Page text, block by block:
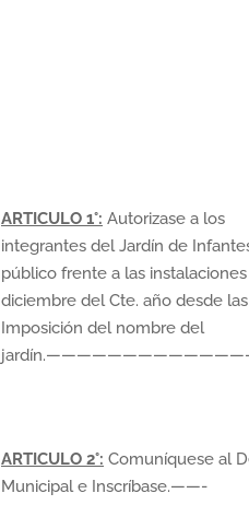
ARTICULO 1°: Autorizase a los
integrantes del Jardín de
público frente a las
diciembre del Cte. año desde
Imposición del nombre del
ARTICULO 2°: Comuníquese al
Municipal e Inscríbase.——-